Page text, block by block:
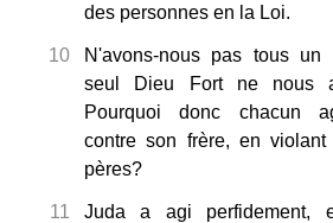
des personnes en la Loi.
10
N'avons-nous pas tous un
seul Dieu Fort ne nous
Pourquoi donc chacun
contre son frère, en
pères?
11
Juda a agi perfidement,